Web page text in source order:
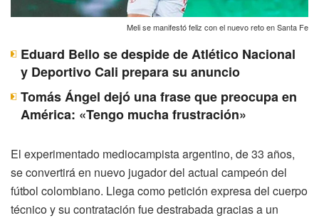
Meli se manifestó feliz con el nuevo reto en Santa Fe
Eduard Bello se despide de Atlético Nacional
y Deportivo Cali prepara su anuncio
Tomás Ángel dejó una frase que preocupa en
América: «Tengo mucha frustración»
El experimentado mediocampista argentino, de 33 años,
se convertirá en nuevo jugador del actual campeón del
fútbol colombiano. Llega como petición expresa del cuerpo
técnico y su contratación fue destrabada gracias a un